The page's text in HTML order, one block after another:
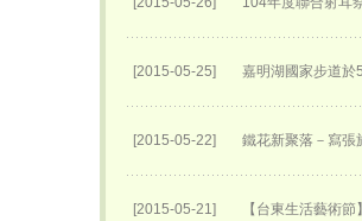
[2015-05-25] 嘉明湖國家步道於
[2015-05-22] 鐵花新聚落－寫張
[2015-05-21] 【台東生活藝術